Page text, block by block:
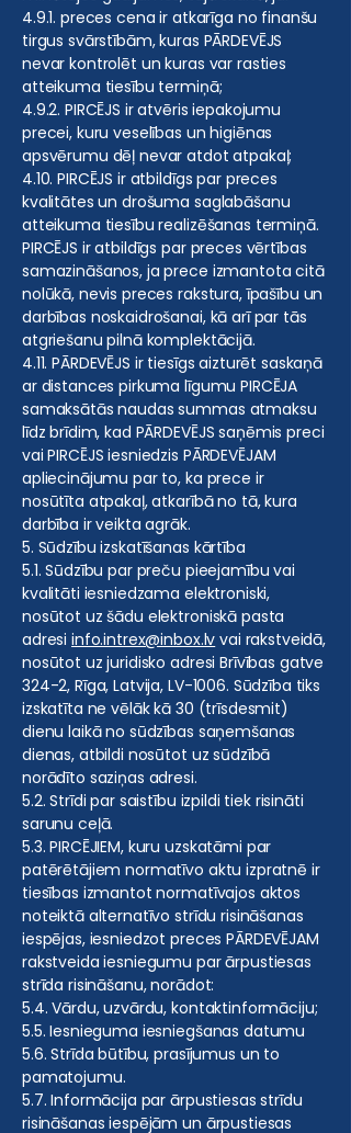
4.9.1. preces cena ir atkarīga no finanšu
tirgus svārstībām, kuras PĀRDEVĒJS
nevar kontrolēt un kuras var rasties
atteikuma tiesību termiņā;
4.9.2. PIRCĒJS ir atvēris iepakojumu
precei, kuru veselības un higiēnas
apsvērumu dēļ nevar atdot atpakaļ;
4.10. PIRCĒJS ir atbildīgs par preces
kvalitātes un drošuma saglabāšanu
atteikuma tiesību realizēšanas termiņā.
PIRCĒJS ir atbildīgs par preces vērtības
samazināšanos, ja prece izmantota citā
nolūkā, nevis preces rakstura, īpašību un
darbības noskaidrošanai, kā arī par tās
atgriešanu pilnā komplektācijā.
4.11. PĀRDEVĒJS ir tiesīgs aizturēt saskaņā
ar distances pirkuma līgumu PIRCĒJA
samaksātās naudas summas atmaksu
līdz brīdim, kad PĀRDEVĒJS saņēmis preci
vai PIRCĒJS iesniedzis PĀRDEVĒJAM
apliecinājumu par to, ka prece ir
nosūtīta atpakaļ, atkarībā no tā, kura
darbība ir veikta agrāk.
5. Sūdzību izskatīšanas kārtība
5.1. Sūdzību par preču pieejamību vai
kvalitāti iesniedzama elektroniski,
nosūtot uz šādu elektroniskā pasta
adresiinfo.intrex@inbox.lv vai rakstveidā,
nosūtot uz juridisko adresi Brīvības gatve
324-2, Rīga, Latvija, LV-1006. Sūdzība tiks
izskatīta ne vēlāk kā 30 (trīsdesmit)
dienu laikā no sūdzības saņemšanas
dienas, atbildi nosūtot uz sūdzībā
norādīto saziņas adresi.
5.2. Strīdi par saistību izpildi tiek risināti
sarunu ceļā.
5.3. PIRCĒJIEM, kuru uzskatāmi par
patērētājiem normatīvo aktu izpratnē ir
tiesības izmantot normatīvajos aktos
noteiktā alternatīvo strīdu risināšanas
iespējas, iesniedzot preces PĀRDEVĒJAM
rakstveida iesniegumu par ārpustiesas
strīda risināšanu, norādot:
5.4. Vārdu, uzvārdu, kontaktinformāciju;
5.5. Iesnieguma iesniegšanas datumu
5.6. Strīda būtību, prasījumus un to
pamatojumu.
5.7. Informācija par ārpustiesas strīdu
risināšanas iespējām un ārpustiesas